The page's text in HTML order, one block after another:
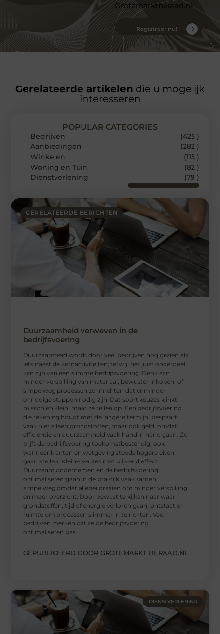
Grotemarktberaad.nl
Registreer nu!
Gerelateerde artikelen die u mogelijk
interesseren
GERELATEERDE BERICHTEN
Duurzaamheid verweven in de
bedrijfsvoering
Duurzaamheid wordt door veel bedrijven nog gezien als
iets naast de kernactiviteiten, terwijl het juist onderdeel
kan zijn van een slimme bedrijfsvoering. Denk aan
minder verspilling van materiaal, bewuster inkopen, of
simpelweg processen zo inrichten dat er minder
onnodige stappen nodig zijn. Dat soort keuzes klinkt
misschien klein, maar ze tellen op. Een bedrijfsvoering
die rekening houdt met de langere termijn, bespaart
vaak niet alleen grondstoffen, maar ook geld, omdat
efficiëntie en duurzaamheid vaak hand in hand gaan. Zo
blijft de bedrijfsvoering toekomstbestendig, ook
wanneer klanten en wetgeving steeds hogere eisen
gaan stellen. Kleine keuzes met blijvend effect
Duurzaam ondernemen en de bedrijfsvoering
optimaliseren gaan in de praktijk vaak samen,
simpelweg omdat allebei draaien om minder verspilling
en meer overzicht. Door bewust te kijken naar waar
grondstoffen, tijd of energie verloren gaan, ontstaat er
ruimte om processen slimmer in te richten. Veel
bedrijven merken dat ze de bedrijfsvoering
optimaliseren pas
GEPUBLICEERD DOOR GROTEMARKT BERAAD.NL
POPULAR CATEGORIES
Bedrijven
(425 )
Aanbiedingen
(282 )
Winkelen
(115 )
Woning en Tuin
(82 )
Dienstverlening
(79 )
DIENSTVERLENING